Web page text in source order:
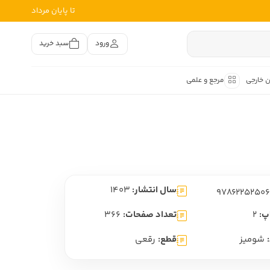
تا پایان مرداد
ورود سبد خرید
خارجی مرجع و علمی
فارسی
متون کهن
سال انتشار: 1403
2 تعداد صفحات: 366
شومیز قطع: رقعی